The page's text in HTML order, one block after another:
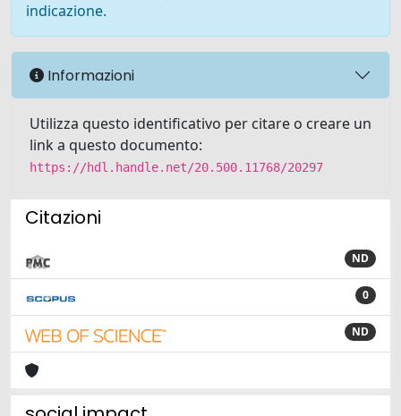
indicazione.
Informazioni
Utilizza questo identificativo per citare o creare un
link a questo documento:
https://hdl.handle.net/20.500.11768/20297
Citazioni
ND
0
ND